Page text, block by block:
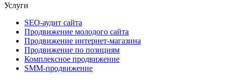
Услуги
SEO-аудит сайта
Продвижение молодого сайта
Продвижение интернет-магазина
Продвижение по позициям
Комплексное продвижение
SMM-продвижение